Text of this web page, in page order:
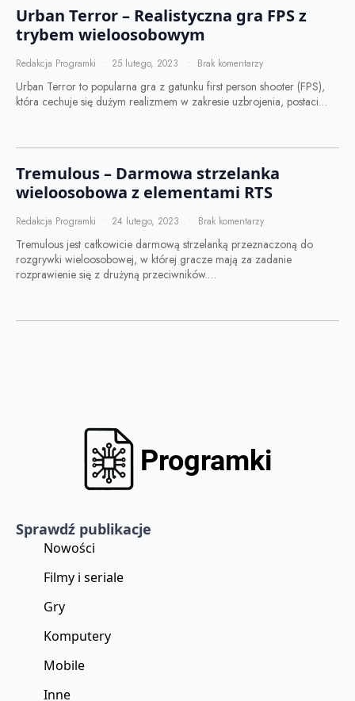
Urban Terror – Realistyczna gra FPS z
trybem wieloosobowym
Redakcja Programki 25 lutego, 2023 Brak komentarzy
Urban Terror to popularna gra z gatunku first person shooter (FPS),
która cechuje się dużym realizmem w zakresie uzbrojenia, postaci…
Tremulous – Darmowa strzelanka
wieloosobowa z elementami RTS
Redakcja Programki 24 lutego, 2023 Brak komentarzy
Tremulous jest całkowicie darmową strzelanką przeznaczoną do
rozgrywki wieloosobowej, w której gracze mają za zadanie
rozprawienie się z drużyną przeciwników.…
Sprawdź publikacje
Nowości
Filmy i seriale
Gry
Komputery
Mobile
Inne